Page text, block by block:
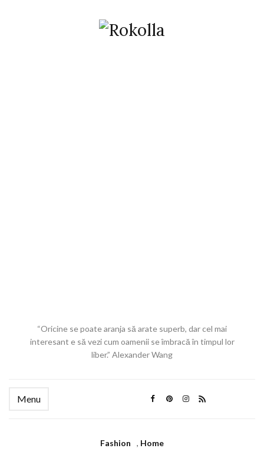
“Oricine se poate aranja să arate superb, dar cel mai
interesant e să vezi cum oamenii se îmbracă în timpul lor
liber.” Alexander Wang
Menu
Fashion , Home